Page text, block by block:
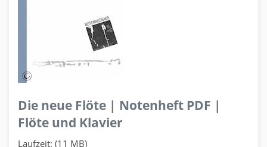
Die neue Flöte | Notenheft PDF |
Flöte und Klavier
Laufzeit: (11 MB)